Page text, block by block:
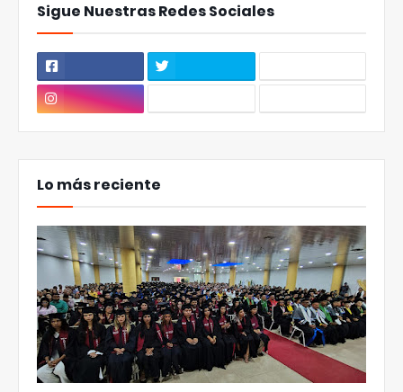
Sigue Nuestras Redes Sociales
Lo más reciente